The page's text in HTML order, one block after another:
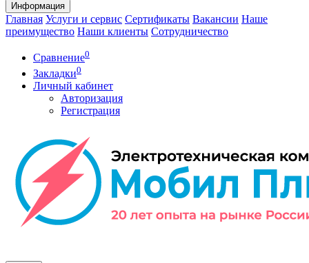
Информация
Главная Услуги и сервис Сертификаты Вакансии Наше
преимущество Наши клиенты Сотрудничество
Сравнение0
Закладки0
Личный кабинет
Авторизация
Регистрация